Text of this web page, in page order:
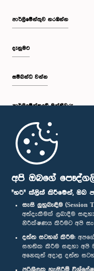
අපි ඔබගේ
"හරි" ක්ලික් කිරීමෙන්, ඔබ
සැසි ලුහුබැඳීම (Session
අත්දැකීමක් ලබාදීම
නිරීක්ෂණය කිරීමට අපි
දත්ත සටහන් කිරීම:
සහතික කිරීම සඳහා අපි
අනෙකුත් අදාළ දත්ත
ප.ව. 2:19 - ප.ව. 2:29
ප.ව. 2:29 - ප.ව. 2:37
ප.ව. 2:37 - ප.ව. 2:46
ප.ව. 2:46 - ප.ව. 2:55
ප.ව. 2:55 - ප.ව. 3:05
පාර්ලි‌මේන්තුව නරඹන්න
දැනුමට
සම්බන්ධ වන්න
පාර්ලි‌මේන්තුවේ මන්ත්‍රීවරු
මුල් පිටුව
පාර්ලිමේන්තු ජංගම යෙදුම
අප හා සම්බන්ධ වී සිටින්න
සම්මාන